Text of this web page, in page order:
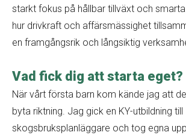
starkt fokus på hållbar tillväxt och
hur drivkraft och affärsmässighet
en framgångsrik och långsiktig
Vad fick dig att starta eget?
När vårt första barn kom kände jag att
byta riktning. Jag gick en KY-utbildning till
skogsbruksplanläggare och tog egna